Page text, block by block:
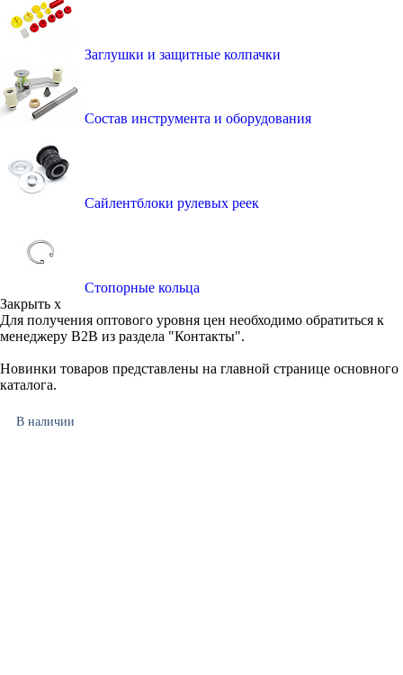
Заглушки и защитные колпачки
Состав инструмента и оборудования
Сайлентблоки рулевых реек
Стопорные кольца
Закрыть x
Для получения оптового уровня цен необходимо обратиться к
менеджеру B2B из раздела "Контакты".
Новинки товаров представлены на главной странице основного
каталога.
В наличии